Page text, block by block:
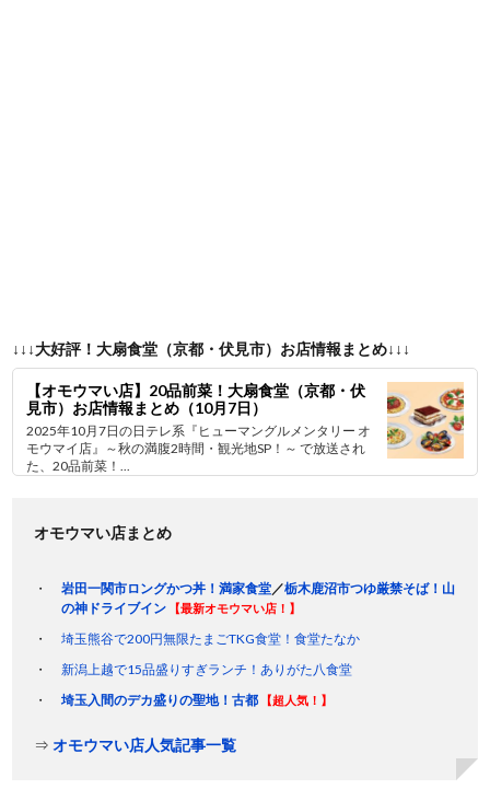
↓↓↓大好評！大扇食堂（京都・伏見市）お店情報まとめ↓↓↓
【オモウマい店】20品前菜！大扇食堂（京都・伏
見市）お店情報まとめ（10月7日）
2025年10月7日の日テレ系『ヒューマングルメンタリー オ
モウマイ店』～秋の満腹2時間・観光地SP！～ で放送され
た、20品前菜！...
オモウマい店まとめ
岩田一関市ロングかつ丼！満家食堂／栃木鹿沼市つゆ厳禁そば！山
の神ドライブイン
【最新オモウマい店！】
埼玉熊谷で200円無限たまごTKG食堂！食堂たなか
新潟上越で15品盛りすぎランチ！ありがた八食堂
埼玉入間のデカ盛りの聖地！古都
【超人気！】
⇒オモウマい店人気記事一覧